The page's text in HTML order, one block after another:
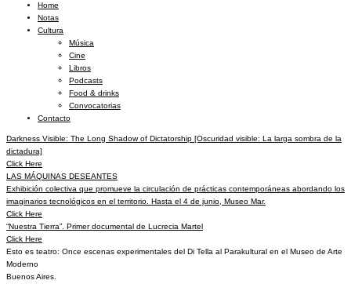
Home
Notas
Cultura
Música
Cine
Libros
Podcasts
Food & drinks
Convocatorias
Contacto
Darkness Visible: The Long Shadow of Dictatorship [Oscuridad visible: La larga sombra de la
dictadura]
Click Here
LAS MÁQUINAS DESEANTES
Exhibición colectiva que promueve la circulación de prácticas contemporáneas abordando los
imaginarios tecnológicos en el territorio. Hasta el 4 de junio, Museo Mar.
Click Here
“Nuestra Tierra”. Primer documental de Lucrecia Martel
Click Here
Esto es teatro: Once escenas experimentales del Di Tella al Parakultural en el Museo de Arte
Moderno
Buenos Aires.